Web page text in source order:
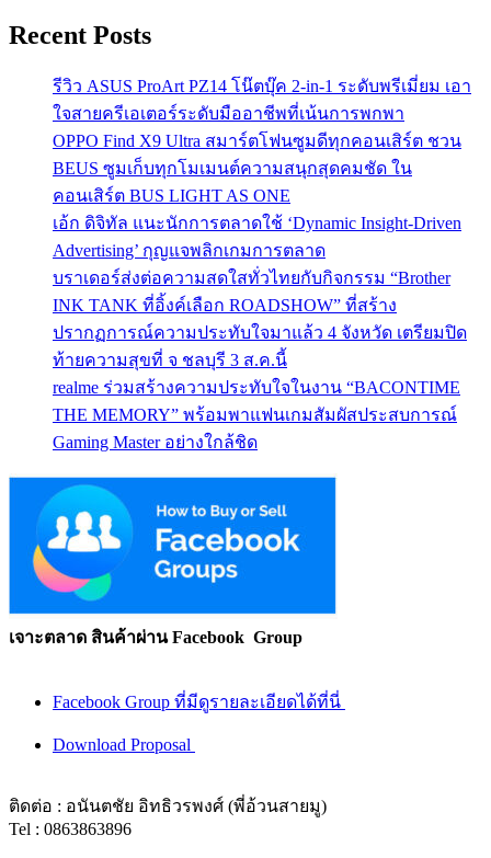
Recent Posts
รีวิว ASUS ProArt PZ14 โน๊ตบุ๊ค 2-in-1 ระดับพรีเมี่ยม เอา
ใจสายครีเอเตอร์ระดับมืออาชีพที่เน้นการพกพา
OPPO Find X9 Ultra สมาร์ตโฟนซูมดีทุกคอนเสิร์ต ชวน
BEUS ซูมเก็บทุกโมเมนต์ความสนุกสุดคมชัด ใน
คอนเสิร์ต BUS LIGHT AS ONE
เอ้ก ดิจิทัล แนะนักการตลาดใช้ ‘Dynamic Insight-Driven
Advertising’ กุญแจพลิกเกมการตลาด
บราเดอร์ส่งต่อความสดใสทั่วไทยกับกิจกรรม “Brother
INK TANK ที่อิ้งค์เลือก ROADSHOW” ที่สร้าง
ปรากฏการณ์ความประทับใจมาแล้ว 4 จังหวัด เตรียมปิด
ท้ายความสุขที่ จ ชลบุรี 3 ส.ค.นี้
realme ร่วมสร้างความประทับใจในงาน “BACONTIME
THE MEMORY” พร้อมพาแฟนเกมสัมผัสประสบการณ์
Gaming Master อย่างใกล้ชิด
เจาะตลาด สินค้าผ่าน Facebook Group
Facebook Group ที่มีดูรายละเอียดได้ที่นี่
Download Proposal
ติดต่อ : อนันตชัย อิทธิวรพงศ์ (พี่อ้วนสายมู)
Tel : 0863863896